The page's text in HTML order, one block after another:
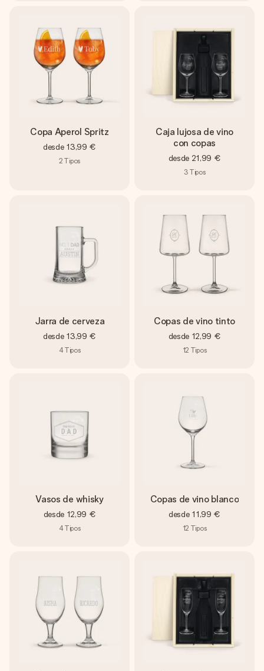
Copa Aperol Spritz
desde 13,99 €
2 Tipos
Caja lujosa de vino
con copas
desde 21,99 €
3 Tipos
Jarra de cerveza
desde 13,99 €
4Tipos
Copas de vino tinto
desde 12,99 €
12 Tipos
Vasos de whisky
desde 12,99 €
4Tipos
Copas de vino blanco
desde 11,99 €
12 Tipos